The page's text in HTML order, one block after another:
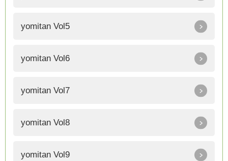
yomitan Vol5
yomitan Vol6
yomitan Vol7
yomitan Vol8
yomitan Vol9